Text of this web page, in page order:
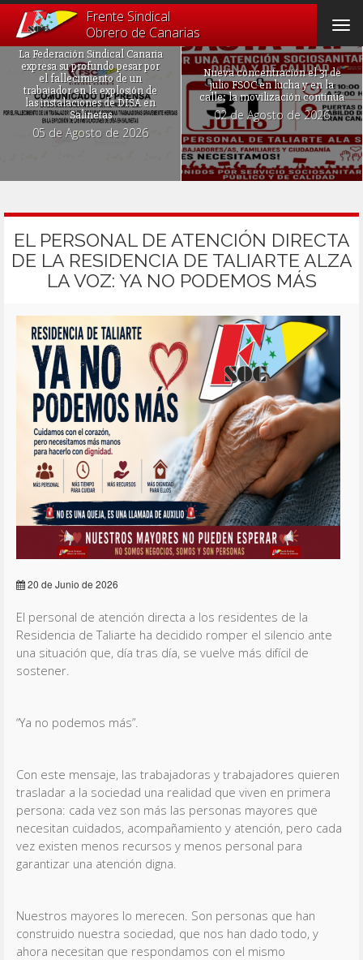
Frente Sindical
Obrero de Canarias
La Federación Sindical Canaria
expresa su profundo pesar por
el fallecimiento de un
trabajador en la explosión de
las instalaciones de DISA en
Salinetas
05 de Agosto de 2026
Nueva concentración el 31 de
julio FSOC en lucha y en la
calle: la movilización continúa
02 de Agosto de 2026
EL PERSONAL DE ATENCIÓN DIRECTA
DE LA RESIDENCIA DE TALIARTE ALZA
LA VOZ: YA NO PODEMOS MÁS
20 de Junio de 2026
El personal de atención directa a los residentes de la
Residencia de Taliarte ha decidido romper el silencio ante
una situación que, día tras día, se vuelve más difícil de
sostener.
“Ya no podemos más”.
Con este mensaje, las trabajadoras y trabajadores quieren
trasladar a la sociedad una realidad que viven en primera
persona: cada vez son más las personas mayores que
necesitan cuidados, acompañamiento y atención, pero cada
vez existen menos recursos y menos personal para
garantizar una atención digna.
Nuestros mayores lo merecen. Son personas que han
construido nuestra sociedad, que nos han dado todo, y
ahora necesitan que respondamos con el mismo